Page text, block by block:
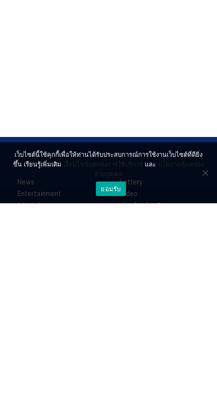
News
Entertainment
Lifestyle
Lottery
Video
ร่วมด้วยช่วยกัน
เว็บไซต์นี้ใช้คุกกี้เพื่อให้ท่านได้รับประสบการณ์การใช้งานเว็บไซต์ที่ดียิ่ง
ขึ้น เรียนรู้เพิ่มเติม เงื่อนไขข้อตกลงการใช้บริการ และ นโยบายคุ้มครอง
ส่วนบุคคล
ยอมรับ